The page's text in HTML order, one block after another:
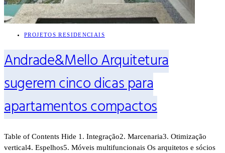
PROJETOS RESIDENCIAIS
Andrade&Mello Arquitetura
sugerem cinco dicas para
apartamentos compactos
Table of Contents Hide 1. Integração2. Marcenaria3. Otimização
vertical4. Espelhos5. Móveis multifuncionais Os arquitetos e sócios